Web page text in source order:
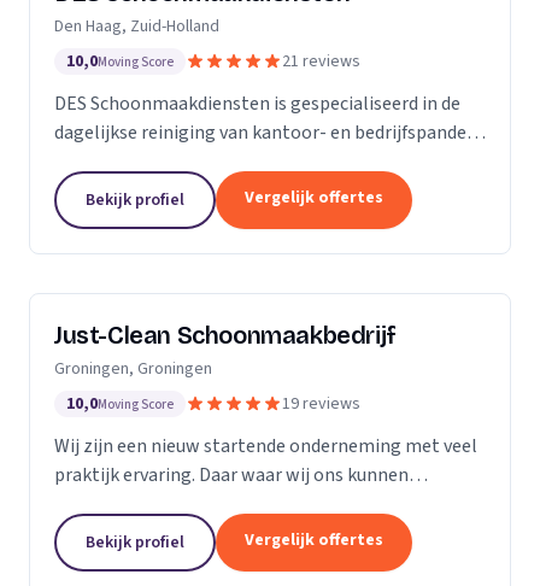
Den Haag, Zuid-Holland
10,0Moving Score 21 reviews
DES Schoonmaakdiensten is gespecialiseerd in de
dagelijkse reiniging van kantoor- en bedrijfspanden
ervaring in de glas- en gevelreiniging. Maar met...
Bekijk profiel Vergelijk offertes
Just-Clean Schoonmaakbedrijf
Groningen, Groningen
10,0Moving Score 19 reviews
Wij zijn een nieuw startende onderneming met veel
praktijk ervaring. Daar waar wij ons kunnen
schijven. Direct antwoord en flexibele
inzetbaarheid....
Bekijk profiel Vergelijk offertes